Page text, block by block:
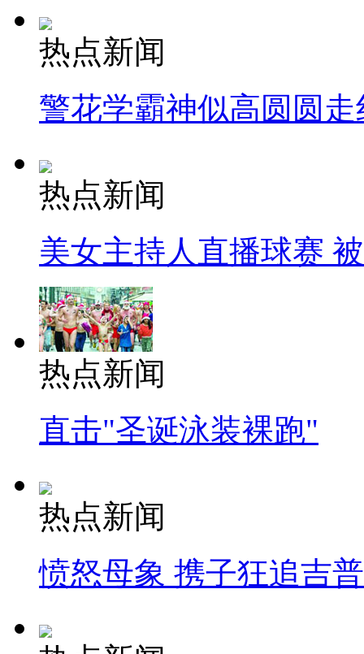
热点新闻
警花学霸神似高圆圆走
热点新闻
美女主持人直播球赛
热点新闻
直击"圣诞泳装裸跑"
热点新闻
愤怒母象 携子狂追吉